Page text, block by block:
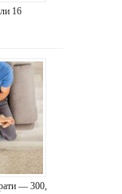
16
— 300,